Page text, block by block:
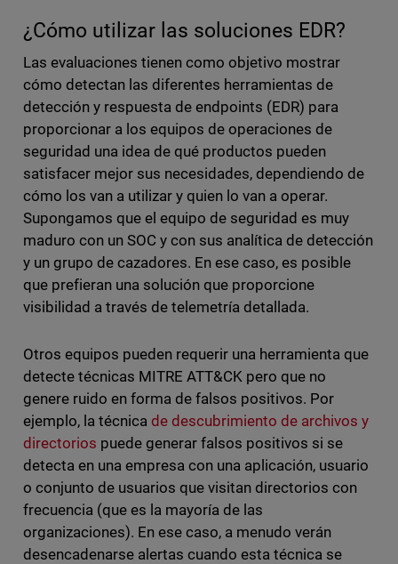
¿Cómo utilizar las soluciones EDR?
Las evaluaciones tienen como objetivo mostrar
cómo detectan las diferentes herramientas de
detección y respuesta de endpoints (EDR) para
proporcionar a los equipos de operaciones de
seguridad una idea de qué productos pueden
satisfacer mejor sus necesidades, dependiendo de
cómo los van a utilizar y quien lo van a operar.
Supongamos que el equipo de seguridad es muy
maduro con un SOC y con sus analítica de detección
y un grupo de cazadores. En ese caso, es posible
que prefieran una solución que proporcione
visibilidad a través de telemetría detallada.
Otros equipos pueden requerir una herramienta que
detecte técnicas MITRE ATT&CK pero que no
genere ruido en forma de falsos positivos. Por
ejemplo, la técnica de descubrimiento de archivos y
directorios puede generar falsos positivos si se
detecta en una empresa con una aplicación, usuario
o conjunto de usuarios que visitan directorios con
frecuencia (que es la mayoría de las
organizaciones). En ese caso, a menudo verán
desencadenarse alertas cuando esta técnica se